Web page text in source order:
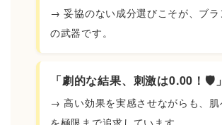
→ 妥協のない成分選びこそが、ブ
の武器です。
「劇的な結果、刺激は0.00！🛡️」
→ 高い効果を実感させながらも、肌